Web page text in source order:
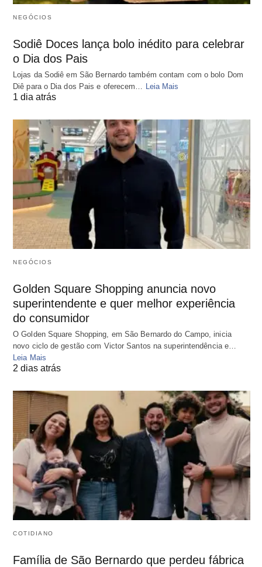
NEGÓCIOS
Sodiê Doces lança bolo inédito para celebrar
o Dia dos Pais
Lojas da Sodiê em São Bernardo também contam com o bolo Dom
Diê para o Dia dos Pais e oferecem… Leia Mais
1 dia atrás
NEGÓCIOS
Golden Square Shopping anuncia novo
superintendente e quer melhor experiência
do consumidor
O Golden Square Shopping, em São Bernardo do Campo, inicia
novo ciclo de gestão com Victor Santos na superintendência e…
Leia Mais
2 dias atrás
COTIDIANO
Família de São Bernardo que perdeu fábrica